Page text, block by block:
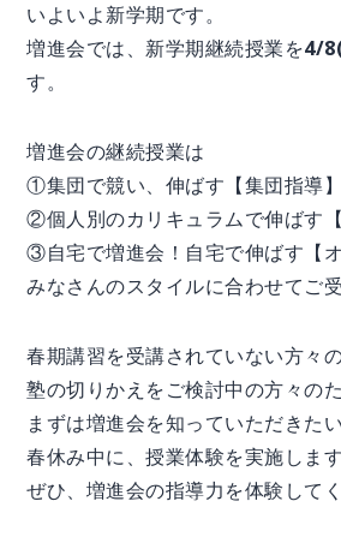
いよいよ新学期です。
増進会では、新学期継続授業を4/
す。
増進会の継続授業は
①集団で競い、伸ばす【集団指導】
②個人別のカリキュラムで伸ばす【
③自宅で増進会！自宅で伸ばす【オ
みなさんのスタイルに合わせてご
春期講習を受講されていない方々の
塾の切りかえをご検討中の方々のた
まずは増進会を知っていただきた
春休み中に、授業体験を実施します
ぜひ、増進会の指導力を体験して